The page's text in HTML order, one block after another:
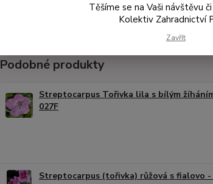
Podobné produkty
Streptocarpus Tořivka lila s bílým
027F
Streptocarpus (tořivka) růžová s fialovo -
Těšíme se na Vaši návštěvu
Kolektiv Zahradnictví
Zavřít